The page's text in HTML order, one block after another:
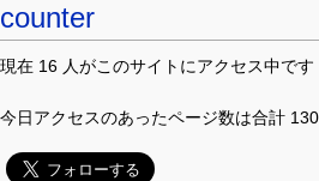
counter
現在 16 人がこのサイトにアクセス中です
今日アクセスのあったページ数は合計